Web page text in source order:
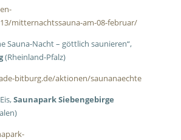
mitternachtssauna-am-08-februar/
Sauna-Nacht – göttlich saunieren“,
(Rheinland-Pfalz)
bitburg.de/aktionen/saunanaechte
Saunapark Siebengebirge